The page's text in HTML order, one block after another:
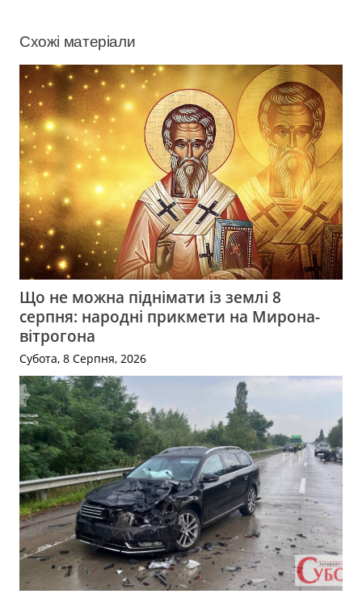
Схожі матеріали
Що не можна піднімати із землі 8
серпня: народні прикмети на Мирона-
вітрогона
Субота, 8 Серпня, 2026